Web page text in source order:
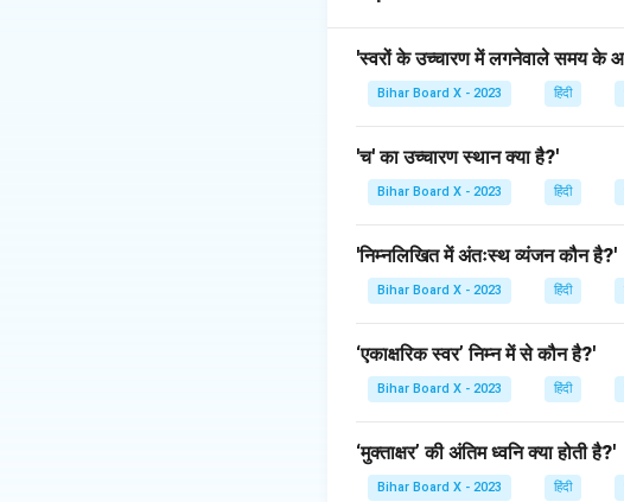
Download Solution in PDF
'स्वरों के उच्चारण में लगनेवाले समय के
Bihar Board X - 2023 हिंदी
'च' का उच्चारण स्थान क्या है?'
Bihar Board X - 2023 हिंदी
'निम्नलिखित में अंतःस्थ व्यंजन कौन है?'
Bihar Board X - 2023 हिंदी
‘एकाक्षरिक स्वर’ निम्न में से कौन है?'
Bihar Board X - 2023 हिंदी
‘मुक्ताक्षर’ की अंतिम ध्वनि क्या होती है?'
Bihar Board X - 2023 हिंदी